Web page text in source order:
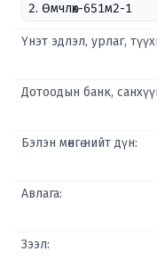
2. Өмчлөх-651м2-1
Үнэт эдлэл, урлаг,
Дотоодын банк,
Бэлэн мөнгө нийт дүн:
Авлага:
Зээл: